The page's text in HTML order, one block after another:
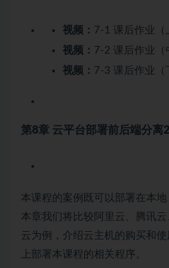
视频： 7-1 课后作业（
视频： 7-2 课后作业（
视频： 7-3 课后作业（
第8章 云平台部署前后端分离
本课程的案例既可以部署在本地
本章我们将比较阿里云、腾讯
云为例，介绍云主机的购买和使
上部署本课程的相关程序。